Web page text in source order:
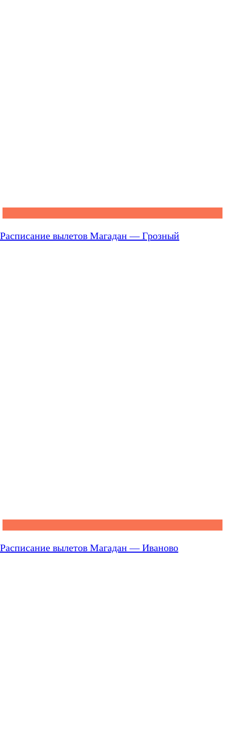
Расписание вылетов Магадан — Грозный
Расписание вылетов Магадан — Иваново